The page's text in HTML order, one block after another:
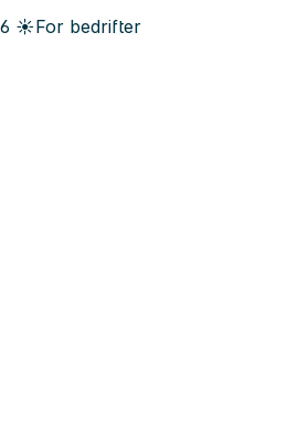
☀️For bedrifter